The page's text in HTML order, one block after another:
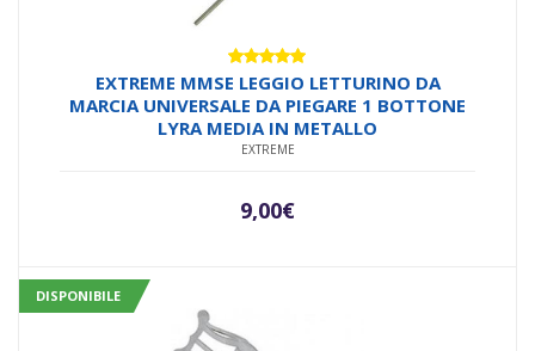
Valutato
5.00su 5
EXTREME MMSE LEGGIO LETTURINO DA
MARCIA UNIVERSALE DA PIEGARE 1 BOTTONE
LYRA MEDIA IN METALLO
EXTREME
9,00€
DISPONIBILE